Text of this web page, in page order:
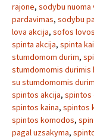
rajone, sodybu nuoma
pardavimas, sodybu
lova akcija, sofos
spinta akcija, spinta
stumdomom durim,
stumdomomis durimis
su stumdomomis
spintos akcija, spintos
spintos kaina, spintos
spintos komodos,
pagal uzsakyma,